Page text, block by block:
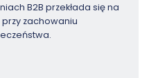
B2B przekłada się na
zachowaniu